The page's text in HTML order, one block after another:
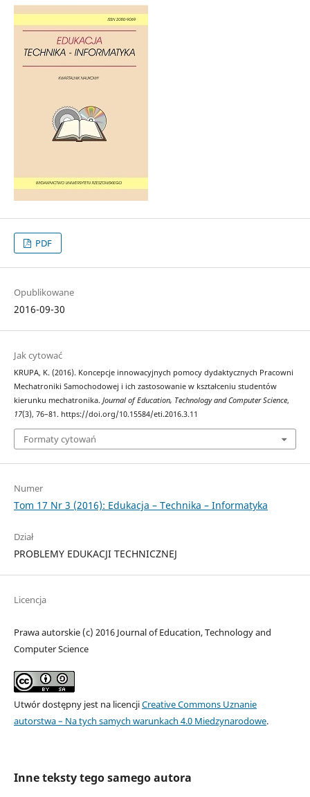
PDF
Opublikowane
2016-09-30
Jak cytować
KRUPA, K. (2016). Koncepcje innowacyjnych pomocy dydaktycznych Pracowni
Mechatroniki Samochodowej i ich zastosowanie w kształceniu studentów
kierunku mechatronika. Journal of Education, Technology and Computer Science,
17(3), 76–81. https://doi.org/10.15584/eti.2016.3.11
Formaty cytowań
Numer
Tom 17 Nr 3 (2016): Edukacja – Technika – Informatyka
Dział
PROBLEMY EDUKACJI TECHNICZNEJ
Licencja
Prawa autorskie (c) 2016 Journal of Education, Technology and
Computer Science
Utwór dostępny jest na licencjiCreative Commons Uznanie
autorstwa – Na tych samych warunkach 4.0 Miedzynarodowe.
Inne teksty tego samego autora